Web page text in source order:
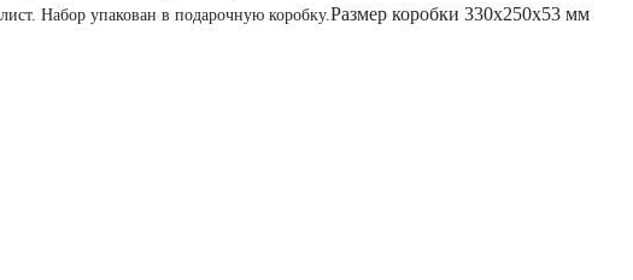
Набор упакован в подарочную коробку.Размер коробки 330х250х53 мм